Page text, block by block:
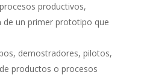
productivos,
de un primer prototipo que
demostradores, pilotos,
productos o procesos